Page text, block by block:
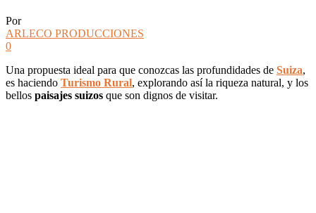
Por
ARLECO PRODUCCIONES
0
Una propuesta ideal para que conozcas las profundidades de Suiza,
es haciendo Turismo Rural, explorando así la riqueza natural, y los
bellos paisajes suizos que son dignos de visitar.